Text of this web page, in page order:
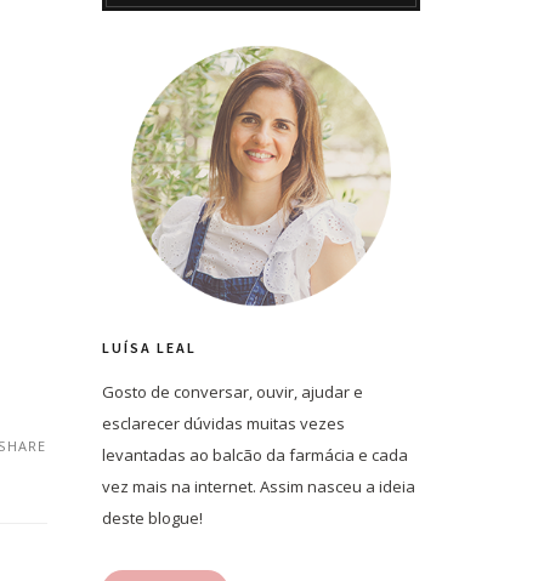
LUÍSA LEAL
Gosto de conversar, ouvir, ajudar e
esclarecer dúvidas muitas vezes
levantadas ao balcão da farmácia e cada
vez mais na internet. Assim nasceu a ideia
deste blogue!